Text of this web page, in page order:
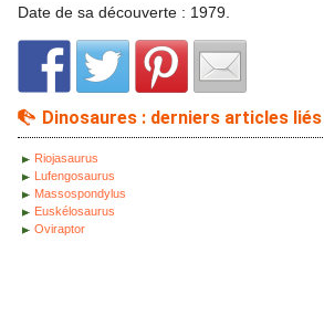
Date de sa découverte : 1979.
Dinosaures : derniers articles liés
Riojasaurus
Lufengosaurus
Massospondylus
Euskélosaurus
Oviraptor